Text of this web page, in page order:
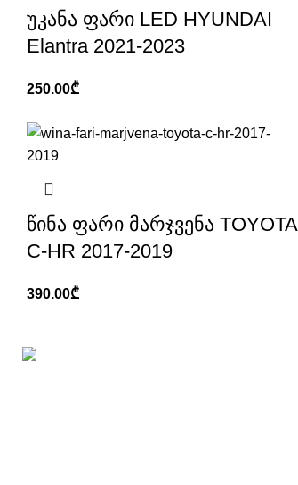
უკანა ფარი LED HYUNDAI
Elantra 2021-2023
250.00₾
წინა ფარი მარჯვენა TOYOTA
C-HR 2017-2019
390.00₾